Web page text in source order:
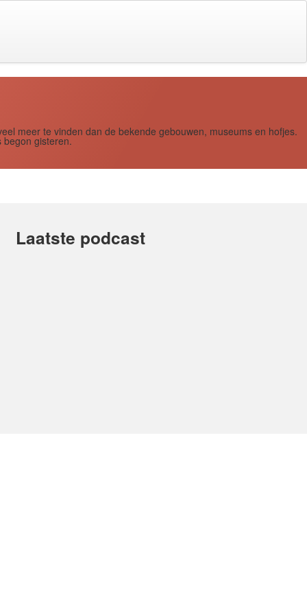
meer te vinden dan de bekende gebouwen, museums en hofjes.
begon gisteren.
Laatste podcast